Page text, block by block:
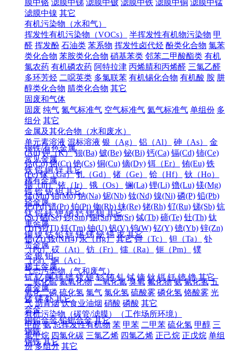
膜中铬 滤膜中锑 滤膜中铍 滤膜中铁 滤膜中铜 滤膜中锰
滤膜中镍 其它
有机污染物（水和气）
挥发性有机污染物（VOCs）
半挥发性有机物污染物 甲
醛 挥发酚 石油类 苯系物 挥发性卤代烃 酚类化合物 氯苯
类化合物 苯胺类化合物 硝基苯类 邻苯二甲酸酯类 有机
氯农药 有机磷农药 阿特拉津 丙烯腈和丙烯醛 三氯乙醛
多环芳烃 二噁英类 多氯联苯 有机锡化合物 有机酸 胺 肼
醇类化合物 腈类化合物 其它
固废和气体
固废 纯气 氮气标准气 空气标准气 氦气标准气 单组份 多
组分 其它
金属及其化合物（水和废水）
单元素溶液 混标溶液 银（Ag） 铝（Al） 砷（As）
金
(Au) 钾（K） 钡(Ba) 铍(Be) 铋(Bi) 钙(Ca) 镉(Cd) 铈(Ce)
钴(Co) 铬(Cr) 铯(Cs) 铜(Cu) 镝(Dy) 铒（Er） 铕(Eu) 铁
(Fe) 镓（Ga） 钆（Gd） 锗（Ge） 铪（Hf）
钬（Ho）
铟（In） 铱（Ir） 锇（Os） 镧(La) 锂(Li) 镥(Lu) 镁(Mg)
锰(Mn) 钼(Mo) 钠(Na) 铌(Nb) 钕(Nd) 镍(Ni) 磷(P) 铅(Pb)
钯(Pd) 镨(Pr) 铂(Pt) 铷(Rb) 铼(Re) 铑(Rh) 钌(Ru) 锑(Sb) 钪
(Sc) 硒(Se) 钐(Sm) 锡(Sn) 锶(Sr) 铽(Tb) 碲(Te) 钍(Th) 钛
(Ti) 铊(Tl) 铥(Tm) 铀(U) 钒(V) 钨(W) 钇(Y) 镱(Yb) 锌(Zn)
锆(Zr) 铵(NH4) 汞（Hg） 其它 锝（Tc） 钽（Ta）
钋
（Po） 砹（At） 钫（Fr） 镭（Ra） 钷（Pm）
镤
（Pa） 锕（Ac）
气态污染物（气和废气）
二氧化硫 氮氧化物 二氧化氮 臭氧 氟化物 氨 氰化氢 五
氧化二磷 硫化氢 氯气 氯化氢 硫酸雾 磷化氢 铬酸雾 光
气 沥青烟 饮食业油烟 硝酸 磷酸 其它
有机污染物（碳管/滤膜）（工作场所环境）
甲醛 氨 总挥发性有机物 苯 甲苯 二甲苯 硫化氢 甲醇 三
氯甲烷 四氯化碳 三氯乙烯 四氯乙烯 正己烷 正戊烷 单组
份 多组分 其它
钢铁/有色金属
常见金属
铁 铝 铜 锌 其它
稀有金属
锆 铪 铌 钽 其它
轻金属
钛 铝 镁 钾 钠 钙 锶 钡 其它
重金属
铜 镍 钴 铅 锌 锡 锑 铋 镉 汞 其它
贵金属
金 银 铂
稀土金属
钪 钇 镧 铈 镨 钕 钷 钐 铕 钆 铽 镝 钬 铒 铥 镱 镥 其它
准金属
锗 锑 钋 其它
合金
铜铅合金 铅钯合金 其它
钢铁
钢铁 其它